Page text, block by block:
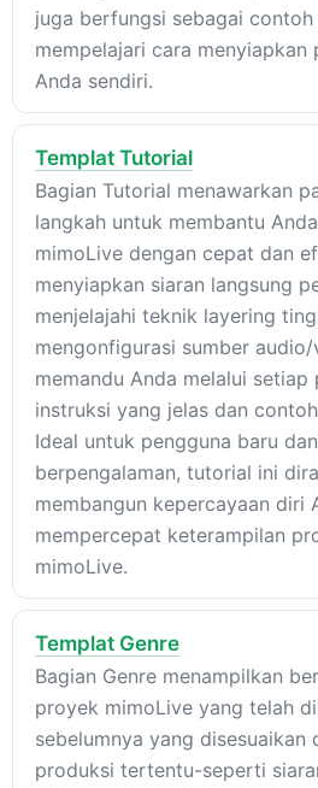
juga berfungsi sebagai
mempelajari cara menyiapkan
Anda sendiri.
Templat Tutorial
Bagian Tutorial menawarkan
langkah untuk membantu
mimoLive dengan cepat dan
menyiapkan siaran langsung
menjelajahi teknik layering
mengonfigurasi sumber
memandu Anda melalui setiap
instruksi yang jelas dan
Ideal untuk pengguna baru
berpengalaman, tutorial ini
membangun kepercayaan diri
mempercepat keterampilan
mimoLive.
Templat Genre
Bagian Genre menampilkan
proyek mimoLive yang telah
sebelumnya yang disesuaikan
produksi tertentu-seperti